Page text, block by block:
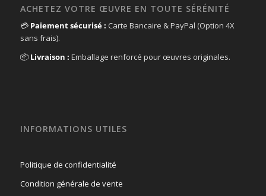
ACHETEZ VOTRE ŒUVRE EN TOUTE SÉRÉNITÉ
💳 Paiement sécurisé : Carte Bancaire & PayPal (Option 4X
sans frais).
📦 Livraison : Emballage renforcé pour œuvres originales.
INFORMATIONS UTILES
Politique de confidentialité
Condition générale de vente